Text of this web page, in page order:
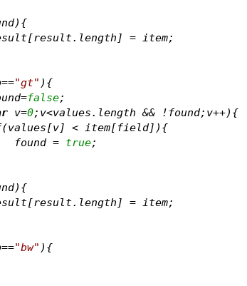
result[result.length] = item;
"gt" ){
false;
v=0;v<values.length && !found;v++){
(values[v] < item[field]){
                            found =
true;
result[result.length] = item;
"bw" ){